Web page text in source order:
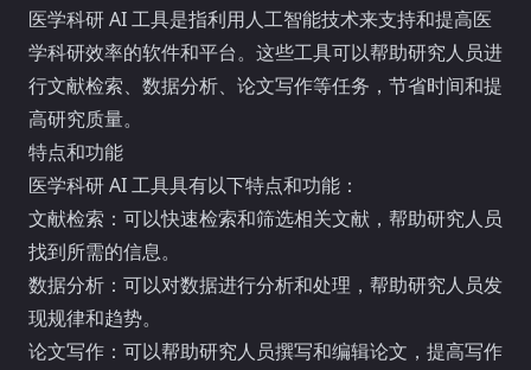
医学科研 AI 工具是指利用人工智能技术来支持和提高医
学科研效率的软件和平台。这些工具可以帮助研究人员进
行文献检索、数据分析、论文写作等任务，节省时间和提
高研究质量。
特点和功能
医学科研 AI 工具具有以下特点和功能：
文献检索：可以快速检索和筛选相关文献，帮助研究人员
找到所需的信息。
数据分析：可以对数据进行分析和处理，帮助研究人员发
现规律和趋势。
论文写作：可以帮助研究人员撰写和编辑论文，提高写作